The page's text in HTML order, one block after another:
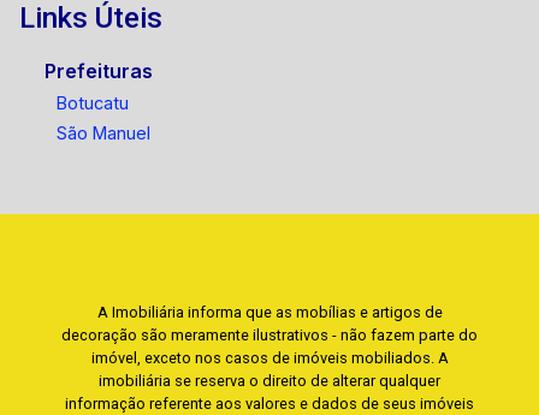
Links Úteis
Prefeituras
Botucatu
São Manuel
A Imobiliária informa que as mobílias e artigos de
decoração são meramente ilustrativos - não fazem parte do
imóvel, exceto nos casos de imóveis mobiliados. A
imobiliária se reserva o direito de alterar qualquer
informação referente aos valores e dados de seus imóveis